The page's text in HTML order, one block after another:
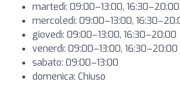
martedì: 09:00–13:00, 16:30–20:00
mercoledì: 09:00–13:00,
giovedì: 09:00–13:00, 16:30–20:00
venerdì: 09:00–13:00, 16:30–20:00
sabato: 09:00–13:00
domenica: Chiuso